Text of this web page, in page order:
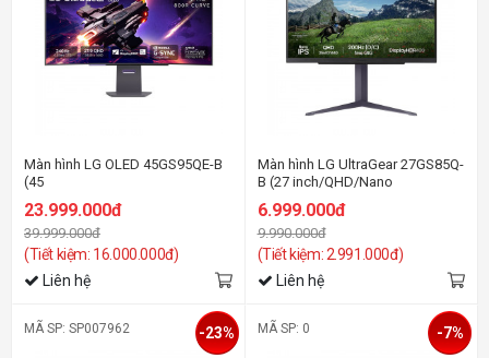
Màn hình LG OLED 45GS95QE-B
(45
inch/OLED/QHD/240Hz/0.03ms/Cong)
23.999.000đ
39.999.000đ
(Tiết kiệm: 16.000.000đ)
Liên hệ
Màn hình LG UltraGear 27GS85Q-
B (27 inch/QHD/Nano
IPS/200Hz/1ms)
6.999.000đ
9.990.000đ
(Tiết kiệm: 2.991.000đ)
Liên hệ
MÃ SP: SP007962 -23% MÃ SP: 0 -7%